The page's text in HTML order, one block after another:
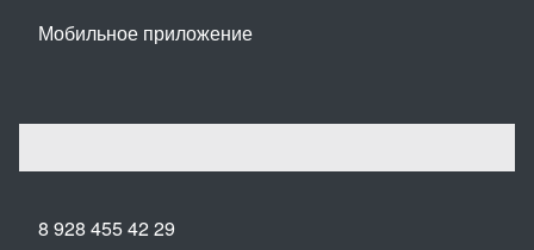
Мобильное приложение
8 928 455 42 29